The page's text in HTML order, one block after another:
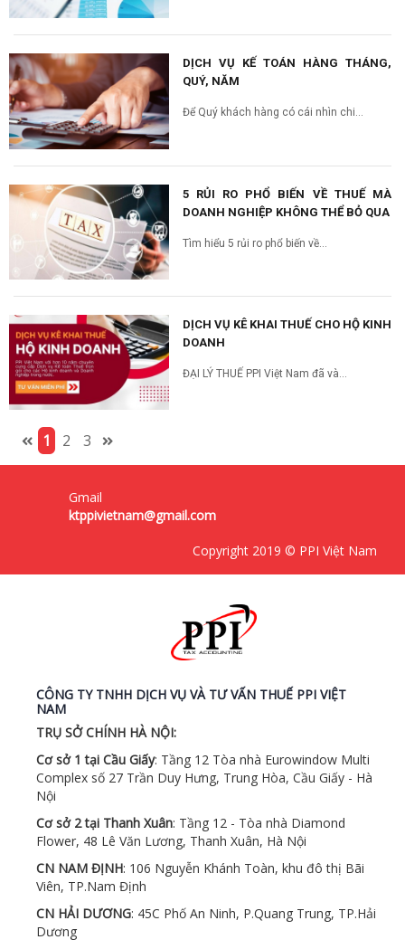
DỊCH VỤ KẾ TOÁN HÀNG THÁNG,
QUÝ, NĂM
Để Quý khách hàng có cái nhìn chi...
5 RỦI RO PHỔ BIẾN VỀ THUẾ MÀ
DOANH NGHIỆP KHÔNG THỂ BỎ QUA
Tìm hiểu 5 rủi ro phổ biến về...
DỊCH VỤ KÊ KHAI THUẾ CHO HỘ KINH
DOANH
ĐẠI LÝ THUẾ PPI Việt Nam đã và...
1 2 3
Gmail
ktppivietnam@gmail.com
Copyright 2019 © PPI Việt Nam
CÔNG TY TNHH DỊCH VỤ VÀ TƯ VẤN THUẾ PPI VIỆT
NAM
TRỤ SỞ CHÍNH HÀ NỘI:
Cơ sở 1 tại Cầu Giấy: Tầng 12 Tòa nhà Eurowindow Multi
Complex số 27 Trần Duy Hưng, Trung Hòa, Cầu Giấy - Hà
Nội
Cơ sở 2 tại Thanh Xuân: Tầng 12 - Tòa nhà Diamond
Flower, 48 Lê Văn Lương, Thanh Xuân, Hà Nội
CN NAM ĐỊNH: 106 Nguyễn Khánh Toàn, khu đô thị Bãi
Viên, TP.Nam Định
CN HẢI DƯƠNG: 45C Phố An Ninh, P.Quang Trung, TP.Hải
Dương